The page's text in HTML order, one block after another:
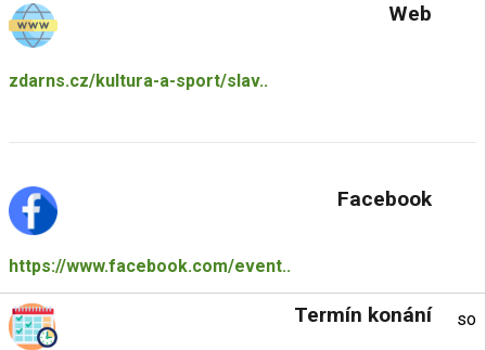
Web
zdarns.cz/kultura-a-sport/slav..
Facebook
https://www.facebook.com/event..
Termín konání so